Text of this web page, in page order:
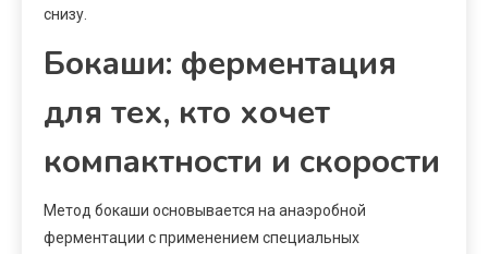
снизу.
Бокаши: ферментация
для тех, кто хочет
компактности и скорости
Метод бокаши основывается на анаэробной
ферментации с применением специальных